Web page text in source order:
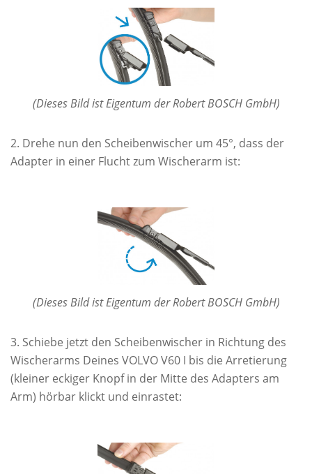
(Dieses Bild ist Eigentum der Robert BOSCH GmbH)
Drehe nun den Scheibenwischer um 45°, dass der
Adapter in einer Flucht zum Wischerarm ist:
(Dieses Bild ist Eigentum der Robert BOSCH GmbH)
Schiebe jetzt den Scheibenwischer in Richtung des
Wischerarms Deines VOLVO V60 I bis die Arretierung
(kleiner eckiger Knopf in der Mitte des Adapters am
Arm) hörbar klickt und einrastet: